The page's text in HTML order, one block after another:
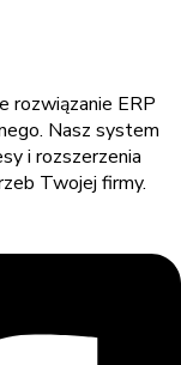
rozwiązanie ERP
Nasz system
i rozszerzenia
Twojej firmy.